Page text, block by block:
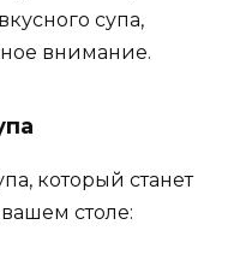
супа,
внимание.
который станет
столе: